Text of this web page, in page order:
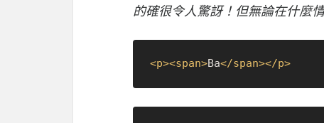
的確很令人驚訝！但無論在什麼
<p><span>Ba</span></p>